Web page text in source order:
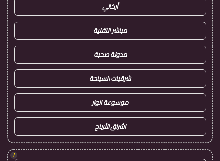
أركاني
مباشر التقنية
مدونة صحبة
شرقيات السياحة
موسوعة انوار
اشراق الأرباح
!